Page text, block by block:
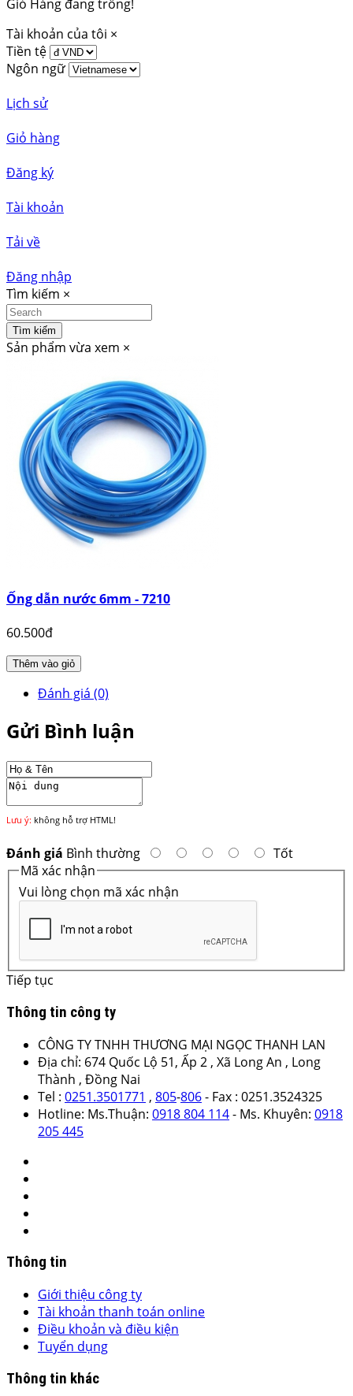
Giỏ Hàng đang trống!
Tài khoản của tôi ×
Tiền tệ
Ngôn ngữ
Lịch sử
Giỏ hàng
Đăng ký
Tài khoản
Tải về
Đăng nhập
Tìm kiếm ×
Tìm kiếm
Sản phẩm vừa xem ×
Ống dẫn nước 6mm - 7210
60.500đ
Thêm vào giỏ
Đánh giá (0)
Gửi Bình luận
Lưu ý: không hỗ trợ HTML!
Đánh giá Bình thường
Tốt
Mã xác nhận
Vui lòng chọn mã xác nhận
Tiếp tục
Thông tin công ty
CÔNG TY TNHH THƯƠNG MẠI NGỌC THANH LAN
Địa chỉ: 674 Quốc Lộ 51, Ấp 2 , Xã Long An , Long
Thành , Đồng Nai
Tel : 0251.3501771 , 805-806- Fax : 0251.3524325
Hotline: Ms.Thuận: 0918 804 114- Ms. Khuyên: 0918
205 445
Thông tin
Giới thiệu công ty
Tài khoản thanh toán online
Điều khoản và điều kiện
Tuyển dụng
Thông tin khác